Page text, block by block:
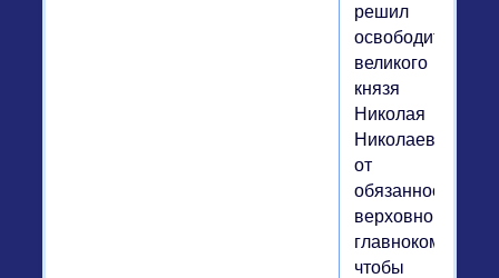
решил
освободить
великого
князя
Николая
Николаевича
от
обязанностей
верховного
чтобы